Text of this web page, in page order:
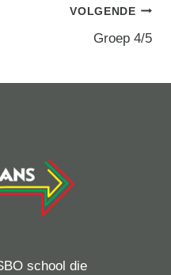
VOLGENDE
Groep 4/5
school die